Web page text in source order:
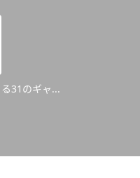
31のギャ...